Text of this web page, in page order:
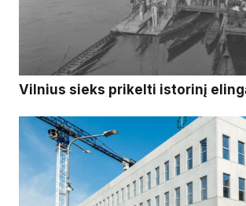
Vilnius sieks prikelti istorinį